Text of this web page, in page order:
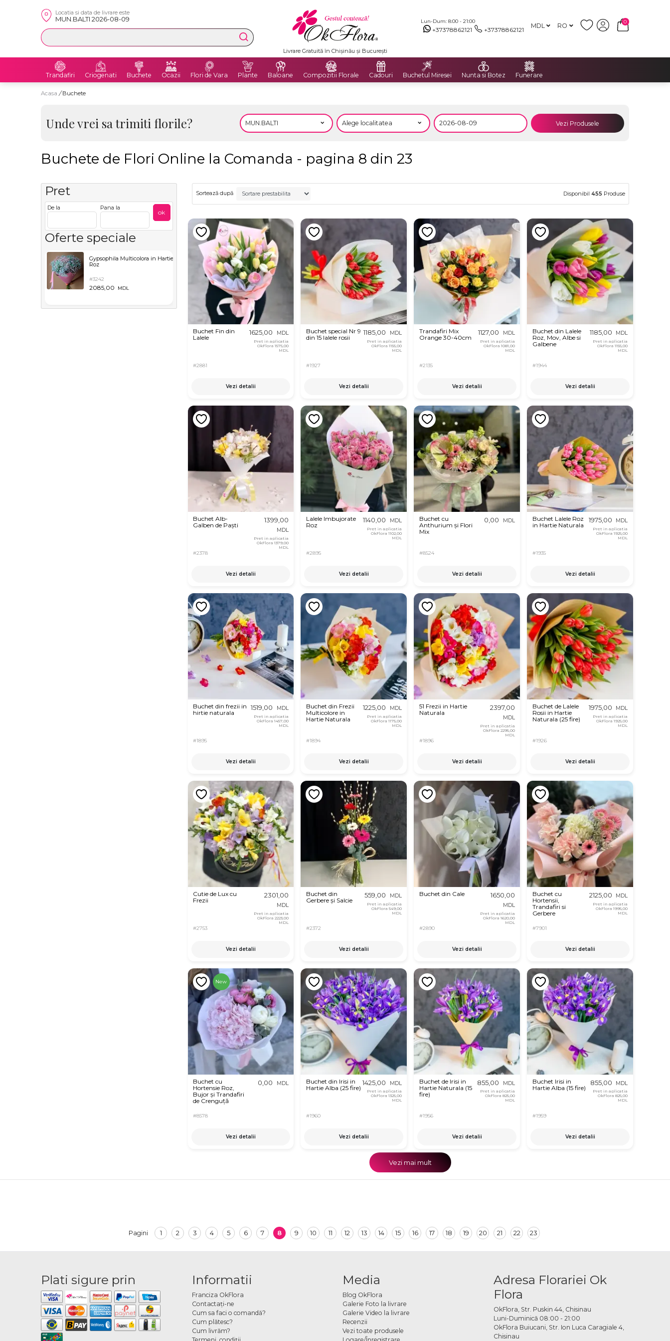
Locatia si data de livrare este
MUN.BALTI 2026-08-09 Lun-Dum: 8:00 - 21:00
+37378862121 +37378862121 MDL RO
0
Livrare Gratuită în Chișinău și București
Trandafiri Criogenati Buchete Ocazii Flori de Vara Plante Baloane Compozitii Florale Cadouri Buchetul Miresei Nunta si Botez Funerare
Acasa / Buchete
Unde vrei sa trimiti florile? Vezi Produsele
Buchete de Flori Online la Comanda - pagina 8 din 23
Pret
De la Pana la
ok
Oferte speciale
Gypsophila Multicolora in Hartie
Roz
#3242
2085,00 MDL
Sortează după Disponibil 455 Produse
Buchet Fin din
Lalele
#2881
1625,00 MDL
Pret in aplicatia
OkFlora 1575,00
MDL
Vezi detalii
Buchet special Nr 9
din 15 lalele rosii
#1927
1185,00 MDL
Pret in aplicatia
OkFlora 1155,00
MDL
Vezi detalii
Trandafiri Mix
Orange 30-40cm
#2135
1127,00 MDL
Pret in aplicatia
OkFlora 1081,00
MDL
Vezi detalii
Buchet din Lalele
Roz, Mov, Albe si
Galbene
#1944
1185,00 MDL
Pret in aplicatia
OkFlora1155,00
MDL
Vezi detalii
Buchet Alb-
Galben de Paști
#2378
1399,00
MDL
Pret in aplicatia
OkFlora 1379,00
MDL
Vezi detalii
Lalele Imbujorate
Roz
#2895
1140,00 MDL
Pret in aplicatia
OkFlora 1102,00
MDL
Vezi detalii
Buchet cu
Anthurium și Flori
Mix
#8524
0,00 MDL
Vezi detalii
Buchet Lalele Roz
in Hartie Naturala
#1935
1975,00 MDL
Pret in aplicatia
OkFlora1925,00
MDL
Vezi detalii
Buchet din frezii in
hirtie naturala
#1895
1519,00 MDL
Pret in aplicatia
OkFlora 1457,00
MDL
Vezi detalii
Buchet din Frezii
Multicolore in
Hartie Naturala
#1894
1225,00 MDL
Pret in aplicatia
OkFlora 1175,00
MDL
Vezi detalii
51 Frezii in Hartie
Naturala
#1896
2397,00
MDL
Pret in aplicatia
OkFlora 2295,00
MDL
Vezi detalii
Buchet de Lalele
Rosii in Hartie
Naturala (25 fire)
#1926
1975,00 MDL
Pret in aplicatia
OkFlora1925,00
MDL
Vezi detalii
Cutie de Lux cu
Frezii
#2753
2301,00
MDL
Pret in aplicatia
OkFlora 2223,00
MDL
Vezi detalii
Buchet din
Gerbere și Salcie
#2372
559,00 MDL
Pret in aplicatia
OkFlora 549,00
MDL
Vezi detalii
Buchet din Cale
#2890
1650,00
MDL
Pret in aplicatia
OkFlora 1620,00
MDL
Vezi detalii
Buchet cu
Hortensii,
Trandafiri si
Gerbere
#7901
2125,00 MDL
Pret in aplicatia
OkFlora1995,00
MDL
Vezi detalii
New
Buchet cu
Hortensie Roz,
Bujor și Trandafiri
de Crenguță
#8578
0,00 MDL
Vezi detalii
Buchet din Irisi in
Hartie Alba (25 fire)
#1960
1425,00 MDL
Pret in aplicatia
OkFlora 1325,00
MDL
Vezi detalii
Buchet de Irisi in
Hartie Naturala (15
fire)
#1956
855,00 MDL
Pret in aplicatia
OkFlora 825,00
MDL
Vezi detalii
Buchet Irisi in
Hartie Alba (15 fire)
#1959
855,00 MDL
Pret in aplicatia
OkFlora825,00
MDL
Vezi detalii
Vezi mai mult
Pagini 1 2 3 4 5 6 7 8 9 10 11 12 13 14 15 16 17 18 19 20 21 22 23
Plati sigure prin Informatii
Franciza OkFlora
Contactaţi-ne
Cum sa faci o comandă?
Cum plătesc?
Cum livrăm?
Media
Blog OkFlora
Galerie Foto la livrare
Galerie Video la livrare
Recenzii
Vezi toate produsele
Adresa Florariei Ok
Flora
OkFlora, Str. Puskin 44, Chisinau
Luni-Duminică 08:00 - 21:00
OkFlora Buiucani, Str. Ion Luca Caragiale 4,
Chisinau